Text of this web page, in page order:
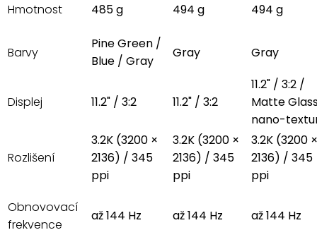
Hmotnost
485 g 494 g 494 g
Barvy
Pine Green /
Blue / Gray
Gray Gray
Displej 11.2" / 3:2 11.2" / 3:2
11.2" / 3:2 /
Matte
nano-
Rozlišení
3.2K (3200 ×
2136) / 345
ppi
3.2K (3200 ×
2136) / 345
ppi
3.2K (3200 ×
2136) / 345
ppi
Obnovovací
frekvence
až 144 Hz až 144 Hz až 144 Hz